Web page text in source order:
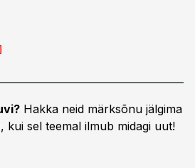
Hakka neid märksõnu jälgima
kui sel teemal ilmub midagi uut!